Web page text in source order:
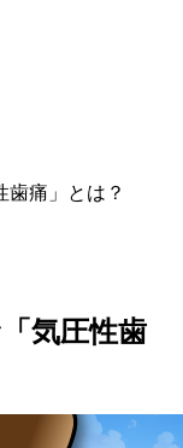
歯痛」とは？
気圧性歯